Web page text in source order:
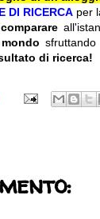
DI RICERCA per
di ricerca!